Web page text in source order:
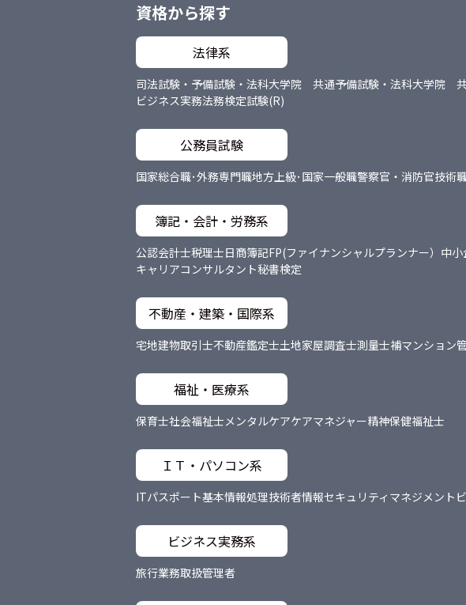
資格から探す
法律系
司法試験・予備試験・法科大学院 共通予備試験・法科大学院
ビジネス実務法務検定試験(R)
公務員試験
国家総合職･外務専門職地方上級･国家一般職警察官・消防官技術
簿記・会計・労務系
公認会計士税理士日商簿記FP(ファイナンシャルプランナー） 中
キャリアコンサルタント秘書検定
不動産・建築・国際系
宅地建物取引士不動産鑑定士土地家屋調査士測量士補マンション
福祉・医療系
保育士社会福祉士メンタルケアケアマネジャー精神保健福祉士
ＩＴ・パソコン系
ITパスポート基本情報処理技術者情報セキュリティマネジメント
ビジネス実務系
旅行業務取扱管理者